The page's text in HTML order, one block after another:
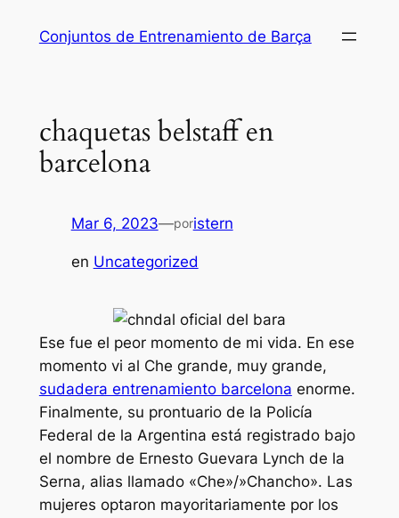
Conjuntos de Entrenamiento de Barça
chaquetas belstaff en
barcelona
Mar 6, 2023—poristern
en Uncategorized
Ese fue el peor momento de mi vida. En ese
momento vi al Che grande, muy grande,
sudadera entrenamiento barcelona enorme.
Finalmente, su prontuario de la Policía
Federal de la Argentina está registrado bajo
el nombre de Ernesto Guevara Lynch de la
Serna, alias llamado «Che»/»Chancho». Las
mujeres optaron mayoritariamente por los